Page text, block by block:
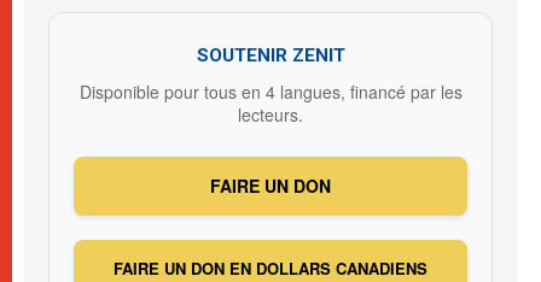
SOUTENIR ZENIT
Disponible pour tous en 4 langues, financé par les
lecteurs.
FAIRE UN DON
FAIRE UN DON EN DOLLARS CANADIENS